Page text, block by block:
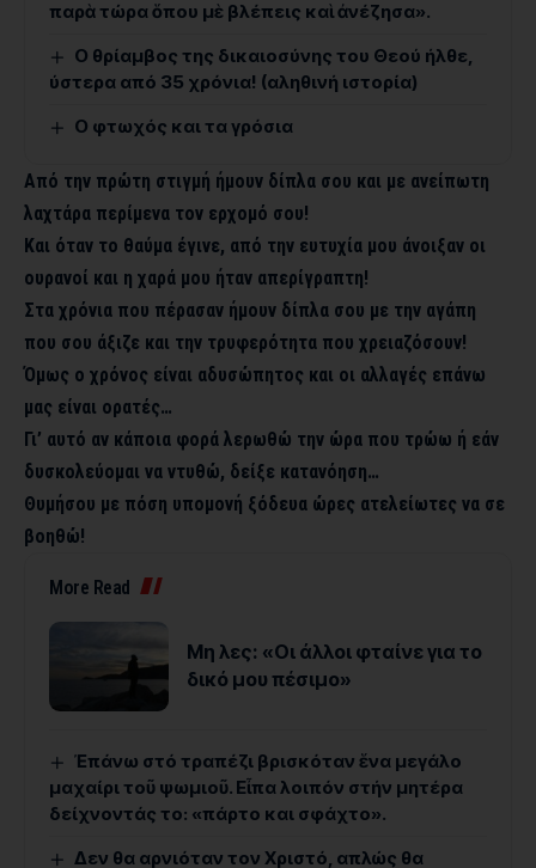
παρὰ τώρα ὅπου μὲ βλέπεις καὶ ἀνέζησα».
Ο θρίαμβος της δικαιοσύνης του Θεού ήλθε,
ύστερα από 35 χρόνια! (αληθινή ιστορία)
O φτωχός και τα γρόσια
Από την πρώτη στιγμή ήμουν δίπλα σου και με ανείπωτη
λαχτάρα περίμενα τον ερχομό σου!
Και όταν το θαύμα έγινε, από την ευτυχία μου άνοιξαν οι
ουρανοί και η χαρά μου ήταν απερίγραπτη!
Στα χρόνια που πέρασαν ήμουν δίπλα σου με την αγάπη
που σου άξιζε και την τρυφερότητα που χρειαζόσουν!
Όμως ο χρόνος είναι αδυσώπητος και οι αλλαγές επάνω
μας είναι ορατές…
Γι’ αυτό αν κάποια φορά λερωθώ την ώρα που τρώω ή εάν
δυσκολεύομαι να ντυθώ, δείξε κατανόηση…
Θυμήσου με πόση υπομονή ξόδευα ώρες ατελείωτες να σε
βοηθώ!
More Read
Μη λες: «Οι άλλοι φταίνε για το
δικό μου πέσιμο»
Ἐπάνω στό τραπέζι βρισκόταν ἕνα μεγάλο
μαχαίρι τοῦ ψωμιοῦ. Εἶπα λοιπόν στήν μητέρα
δείχνοντάς το: «πάρτο και σφάχτο».
Δεν θα αρνιόταν τον Χριστό, απλώς θα